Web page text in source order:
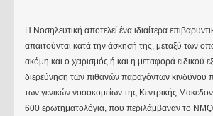
Η Νοσηλευτική αποτελεί ένα ιδιαίτερα
απαιτούνται κατά την άσκησή της, μεταξύ των
ακόμη και ο χειρισμός ή και η μεταφορά
διερεύνηση των πιθανών παραγόντων κινδύνου
των γενικών νοσοκομείων της Κεντρικής
600 ερωτηματολόγια, που περιλάμβαναν το